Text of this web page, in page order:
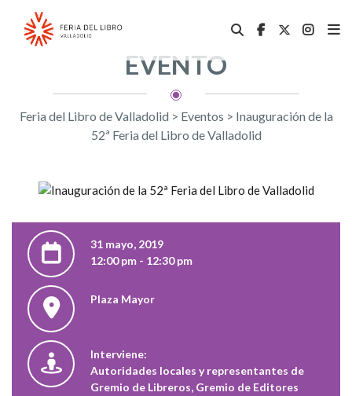
EVENTO
Feria del Libro de Valladolid > Eventos > Inauguración de la
52ª Feria del Libro de Valladolid
31 mayo, 2019
12:00 pm - 12:30 pm
Plaza Mayor
Interviene:
Autoridades locales y representantes de
Gremio de Libreros, Gremio de Editores